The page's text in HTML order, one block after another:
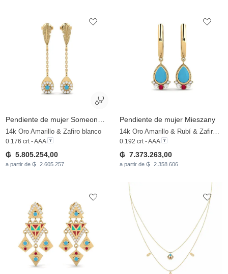
14k Oro Amarillo & Zafiro blanco
0.176 crt - AAA
₲ 5.805.254,00
a partir de ₲ 2.605.257
Pendiente de mujer Mieszany
14k Oro Amarillo & Rubí & Zafiro blanco
0.192 crt - AAA
₲ 7.373.263,00
a partir de ₲ 2.358.606